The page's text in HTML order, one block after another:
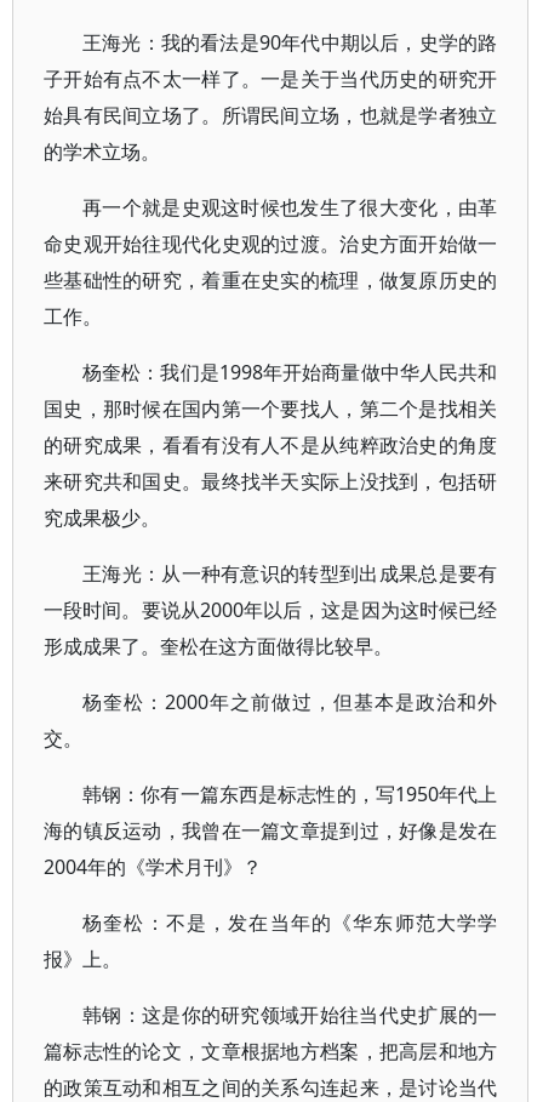
王海光：我的看法是90年代中期以后，史学的路
子开始有点不太一样了。一是关于当代历史的研究开
始具有民间立场了。所谓民间立场，也就是学者独立
的学术立场。
再一个就是史观这时候也发生了很大变化，由革
命史观开始往现代化史观的过渡。治史方面开始做一
些基础性的研究，着重在史实的梳理，做复原历史的
工作。
杨奎松：我们是1998年开始商量做中华人民共和
国史，那时候在国内第一个要找人，第二个是找相关
的研究成果，看看有没有人不是从纯粹政治史的角度
来研究共和国史。最终找半天实际上没找到，包括研
究成果极少。
王海光：从一种有意识的转型到出成果总是要有
一段时间。要说从2000年以后，这是因为这时候已经
形成成果了。奎松在这方面做得比较早。
杨奎松：2000年之前做过，但基本是政治和外
交。
韩钢：你有一篇东西是标志性的，写1950年代上
海的镇反运动，我曾在一篇文章提到过，好像是发在
2004年的《学术月刊》？
杨奎松：不是，发在当年的《华东师范大学学
报》上。
韩钢：这是你的研究领域开始往当代史扩展的一
篇标志性的论文，文章根据地方档案，把高层和地方
的政策互动和相互之间的关系勾连起来，是讨论当代